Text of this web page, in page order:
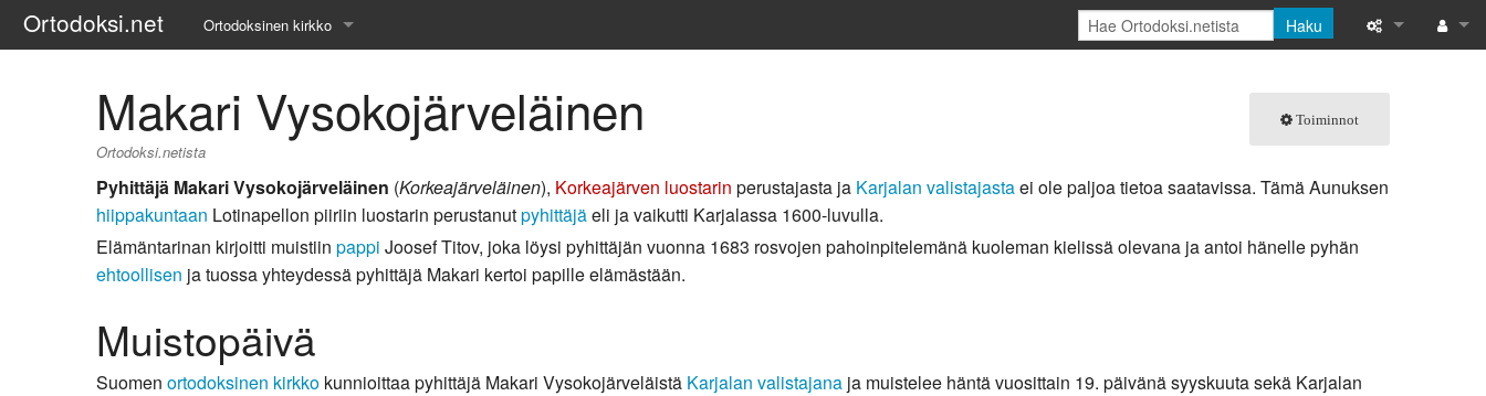
Ortodoksi.net Ortodoksinen kirkko
Liturgiset tekstit
Kirkkohistoria
Etiikka
Kirkkotaide
Haku
Toiminnot
Makari Vysokojärveläinen
Ortodoksi.netista
Pyhittäjä Makari Vysokojärveläinen (Korkeajärveläinen), Korkeajärven luostarin perustajasta ja Karjalan valistajastaei ole paljoa tietoa saatavissa. Tämä Aunuksen
hiippakuntaan Lotinapellon piiriin luostarin perustanutpyhittäjäeli ja vaikutti Karjalassa 1600-luvulla.
Elämäntarinan kirjoitti muistiin pappi Joosef Titov, joka löysi pyhittäjän vuonna 1683 rosvojen pahoinpitelemänä kuoleman kielissä olevana ja antoi hänelle pyhän
ehtoollisen ja tuossa yhteydessä pyhittäjä Makari kertoi papille elämästään.
Muistopäivä
Suomen ortodoksinen kirkko kunnioittaa pyhittäjä Makari Vysokojärveläistä Karjalan valistajana ja muistelee häntä vuosittain 19. päivänä syyskuuta sekä Karjalan